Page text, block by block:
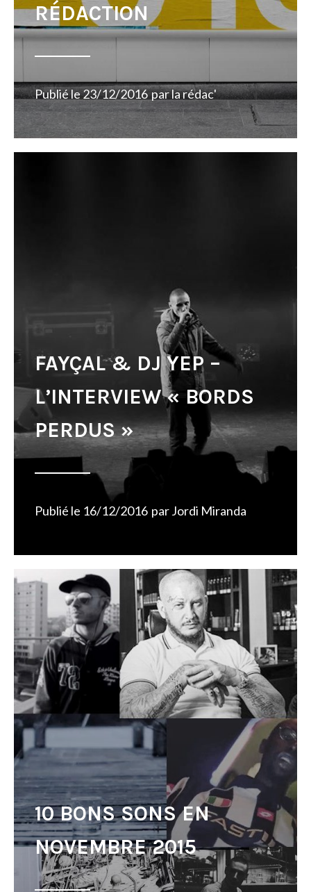
RÉDACTION
Publié le23/12/2016 parla rédac'
FAYÇAL & DJ YEP –
L’INTERVIEW « BORDS
PERDUS »
Publié le 16/12/2016 parJordi Miranda
10 BONS SONS EN
NOVEMBRE 2015